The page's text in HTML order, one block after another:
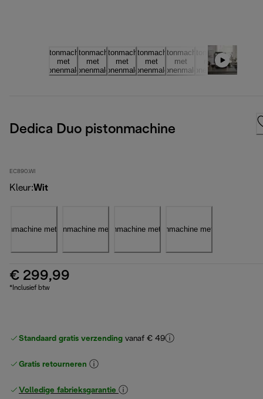
Dedica Duo pistonmachine
EC890.WI
Kleur:Wit
€ 299,99
*Inclusief btw
Standaard gratis verzending vanaf € 49
Gratis retourneren
Volledige fabrieksgarantie